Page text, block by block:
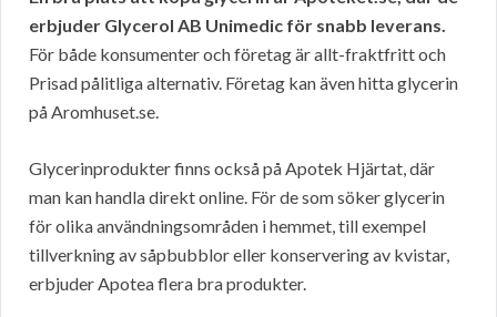
erbjuder Glycerol AB Unimedic för snabb leverans.
För både konsumenter och företag är allt-fraktfritt och
Prisad pålitliga alternativ. Företag kan även hitta glycerin
på Aromhuset.se.
Glycerinprodukter finns också på Apotek Hjärtat, där
man kan handla direkt online. För de som söker glycerin
för olika användningsområden i hemmet, till exempel
tillverkning av såpbubblor eller konservering av kvistar,
erbjuder Apotea flera bra produkter.